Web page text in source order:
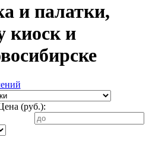
и палатки,
киоск и
(руб.):